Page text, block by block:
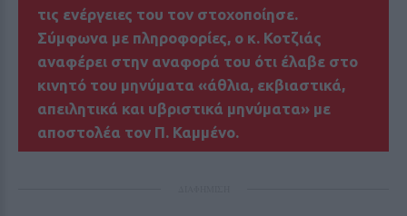
τις ενέργειες του τον στοχοποίησε.
Σύμφωνα με πληροφορίες, ο κ. Κοτζιάς
αναφέρει στην αναφορά του ότι έλαβε στο
κινητό του μηνύματα «άθλια, εκβιαστικά,
απειλητικά και υβριστικά μηνύματα» με
αποστολέα τον Π. Καμμένο.